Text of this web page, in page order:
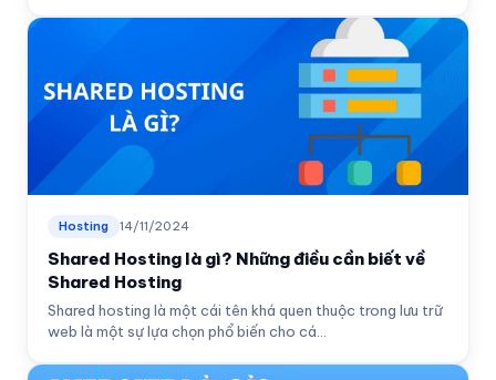
Hosting 14/11/2024
Shared Hosting là gì? Những điều cần biết về
Shared Hosting
Shared hosting là một cái tên khá quen thuộc trong lưu trữ
web là một sự lựa chọn phổ biến cho cá...